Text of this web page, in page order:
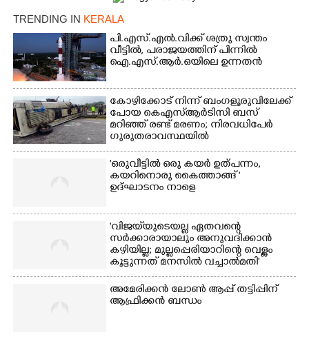
TRENDING IN KERALA
പി.എസ്.എൽ.വിക്ക് ശത്രു സ്വന്തം
വീട്ടിൽ,​ പരാജയത്തിന് പിന്നിൽ
ഐ.എസ്.ആർ.ഒയിലെ ഉന്നതൻ
കോഴിക്കോട് നിന്ന് ബംഗളൂരുവിലേക്ക്
പോയ കെഎസ്‌ആർടിസി ബസ്
മറിഞ്ഞ് രണ്ട് മരണം; നിരവധിപേർ
ഗുരുതരാവസ്ഥയിൽ
'ഒരുവീട്ടിൽ ഒരു കയർ ഉത്പന്നം,
കയറിനൊരു കൈത്താങ്ങ് '
ഉദ്ഘാടനം നാളെ
'വിജയ്‌യുടെയല്ല ഏതവന്റെ
സർക്കാരായാലും അനുവദിക്കാൻ
കഴിയില്ല; മുല്ലപ്പെരിയാറിന്റെ വെള്ളം
കൂട്ടുന്നത് മനസിൽ വച്ചാൽമതി'
അമേരിക്കൻ ലോൺ ആപ്പ് തട്ടിപ്പിന്
ആഫ്രിക്കൻ ബന്ധം
Copy Link